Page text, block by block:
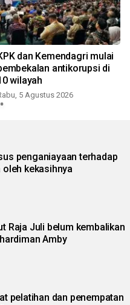
dan Kemendagri mulai
antikorupsi di
wilayah
5 Agustus 2026
penganiayaan terhadap
kekasihnya
Raja Juli belum kembalikan
Amby
pelatihan dan penempatan